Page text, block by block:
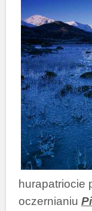
hurapatriocie
oczernianiu